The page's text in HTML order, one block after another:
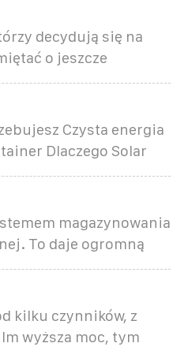
decydują się na
o jeszcze
Czysta energia
Dlaczego Solar
magazynowania
To daje ogromną
kilku czynników, z
wyższa moc, tym